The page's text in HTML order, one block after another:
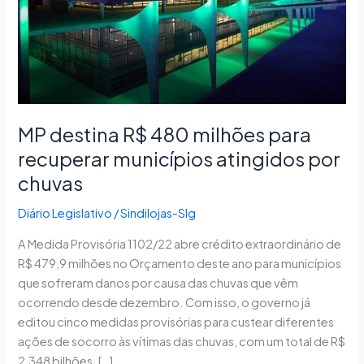
MP destina R$ 480 milhões para
recuperar municípios atingidos por
chuvas
Diário Legislativo /Sindilojas-Slg
A Medida Provisória 1102/22 abre crédito extraordinário de
R$ 479,9 milhões no Orçamento deste ano para municípios
que sofreram danos por causa das chuvas que vêm
ocorrendo desde dezembro. Com isso, o governo já
editou cinco medidas provisórias para custear diferentes
ações de socorro às vítimas das chuvas, com um total de R$
2,348 bilhões. […]
recuperar
municípios
atingidos
por